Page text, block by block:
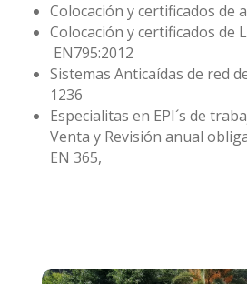
Colocación y certificados de
Colocación y certificados de
EN795:2012
Sistemas Anticaídas de red
1236
Especialitas en EPI´s de
Venta y Revisión anual
EN 365,